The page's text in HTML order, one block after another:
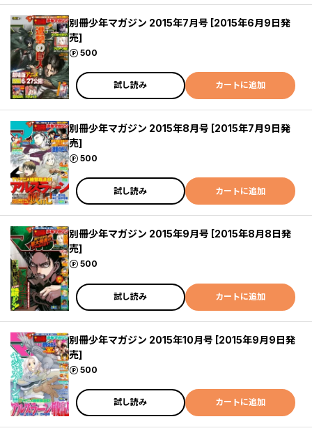
別冊少年マガジン 2015年7月号 [2015年6月9日発
売]
500
ポイント
試し読み カートに追加
別冊少年マガジン 2015年8月号 [2015年7月9日発
売]
500
ポイント
試し読み カートに追加
別冊少年マガジン 2015年9月号 [2015年8月8日発
売]
500
ポイント
試し読み カートに追加
別冊少年マガジン 2015年10月号 [2015年9月9日発
売]
500
ポイント
試し読み カートに追加